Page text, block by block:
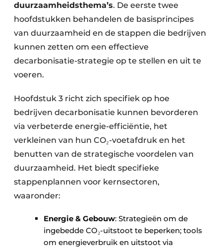
duurzaamheidsthema’s. De eerste twee
hoofdstukken behandelen de basisprincipes
van duurzaamheid en de stappen die bedrijven
kunnen zetten om een effectieve
decarbonisatie-strategie op te stellen en uit te
voeren.
Hoofdstuk 3 richt zich specifiek op hoe
bedrijven decarbonisatie kunnen bevorderen
via verbeterde energie-efficiëntie, het
verkleinen van hun CO₂-voetafdruk en het
benutten van de strategische voordelen van
duurzaamheid. Het biedt specifieke
stappenplannen voor kernsectoren,
waaronder:
Energie & Gebouw: Strategieën om de
ingebedde CO₂-uitstoot te beperken; tools
om energieverbruik en uitstoot via